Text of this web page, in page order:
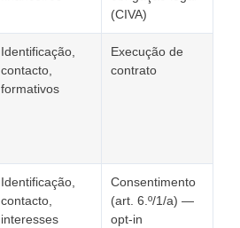
(CIVA)
Identificação,
contacto,
formativos
Execução de
contrato
Identificação,
contacto,
interesses
Consentimento
(art. 6.º/1/a) —
opt-in